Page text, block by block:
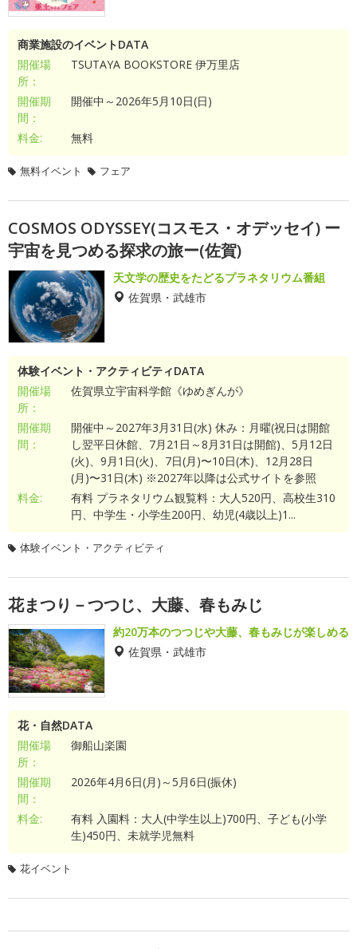
商業施設のイベントDATA
開催場
所：
TSUTAYA BOOKSTORE 伊万里店
開催期
間：
開催中～2026年5月10日(日)
料金: 無料
無料イベント フェア
COSMOS ODYSSEY(コスモス・オデッセイ) ー
宇宙を見つめる探求の旅ー(佐賀)
天文学の歴史をたどるプラネタリウム番組
佐賀県・武雄市
体験イベント・アクティビティDATA
開催場
所：
佐賀県立宇宙科学館《ゆめぎんが》
開催期
間：
開催中～2027年3月31日(水) 休み：月曜(祝日は開館
し翌平日休館、7月21日～8月31日は開館)、5月12日
(火)、9月1日(火)、7日(月)〜10日(木)、12月28日
(月)〜31日(木) ※2027年以降は公式サイトを参照
料金:
有料 プラネタリウム観覧料：大人520円、高校生310
円、中学生・小学生200円、幼児(4歳以上)1...
体験イベント・アクティビティ
花まつり－つつじ、大藤、春もみじ
約20万本のつつじや大藤、春もみじが楽しめる
佐賀県・武雄市
花・自然DATA
開催場
所：
御船山楽園
開催期
間：
2026年4月6日(月)～5月6日(振休)
料金:
有料 入園料：大人(中学生以上)700円、子ども(小学
生)450円、未就学児無料
花イベント